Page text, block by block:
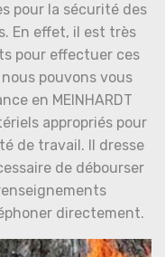
pour la sécurité des
En effet, il est très
pour effectuer ces
pouvons vous
en MEINHARDT
appropriés pour
de travail. Il dresse
de débourser
directement.